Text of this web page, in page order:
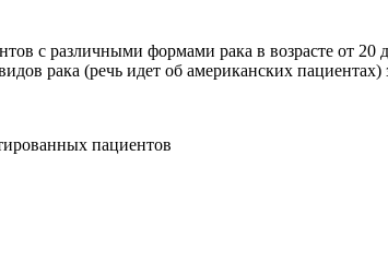
с различными формами рака в возрасте от
рака (речь идет об американских пациентах)
пациентов